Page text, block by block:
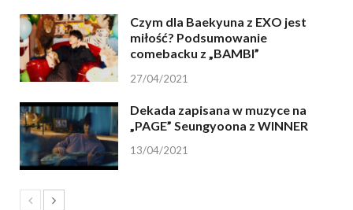
Czym dla Baekyuna z EXO jest
miłość? Podsumowanie
comebacku z „BAMBI”
27/04/2021
Dekada zapisana w muzyce na
„PAGE” Seungyoona z WINNER
13/04/2021